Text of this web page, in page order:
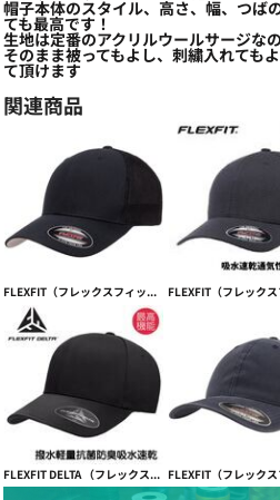
帽子本体のスタイル、高さ、幅、つば
ても最高です！
生地は定番のアクリルウールサージな
そのまま被ってもよし、刺繍入れても
て頂けます
関連商品
FLEXFIT（フレックスフィット）TRUCKER MESH CAP【本体価格(税抜)￥3,390】
FLEXFIT DELTA （フレックスフィットデルタ）キャップ【本体価格(税抜)￥4,490】